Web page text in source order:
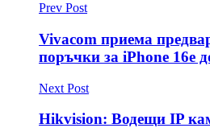
Prev Post
Vivacom приема
поръчки за iPhone 16e
Next Post
Hikvision: Водещи IP